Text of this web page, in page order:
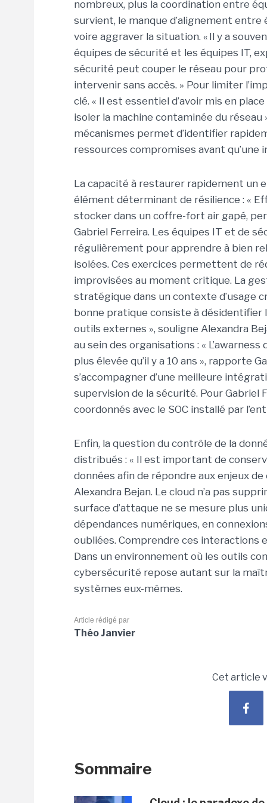
nombreux, plus la coordination entre
survient, le manque d’alignement
voire aggraver la situation. « Il y a
équipes de sécurité et les équipes IT,
sécurité peut couper le réseau pour
intervenir sans accès. » Pour limiter
clé. « Il est essentiel d’avoir mis en
isoler la machine contaminée du réseau
mécanismes permet d’identifier
ressources compromises avant qu’une
La capacité à restaurer rapidement un
élément déterminant de résilience : «
stocker dans un coffre-fort air gapé,
Gabriel Ferreira. Les équipes IT et de
régulièrement pour apprendre à bien
isolées. Ces exercices permettent de
improvisées au moment critique. La
stratégique dans un contexte d’usage
bonne pratique consiste à désidentifier
outils externes », souligne Alexandra
au sein des organisations : «
plus élevée qu’il y a 10 ans », rapporte
s’accompagner d’une meilleure
supervision de la sécurité. Pour Gabriel
coordonnés avec le SOC installé par
Enfin, la question du contrôle de la
distribués : « Il est important de
données afin de répondre aux enjeux
Alexandra Bejan. Le cloud n’a pas
surface d’attaque ne se mesure plus
dépendances numériques, en
oubliées. Comprendre ces interactions
Dans un environnement où les outils
cybersécurité repose autant sur la
systèmes eux-mêmes.
Article rédigé par
Théo Janvier
Cet article
Sommaire